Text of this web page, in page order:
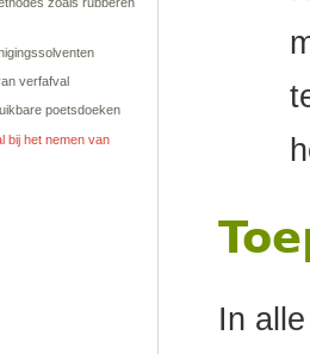
verfafval
poetsdoeken
bij het nemen van
In